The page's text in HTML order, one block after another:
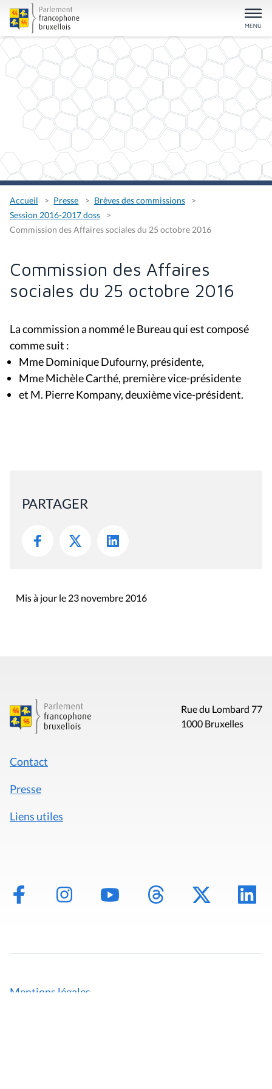
Accueil Presse
Brèves des commissions
Session 2016-2017 doss
Commission des Affaires sociales du 25 octobre 2016
Commission des Affaires
sociales du 25 octobre 2016
La commission a nommé le Bureau qui est composé
comme suit :
Mme Dominique Dufourny, présidente,
Mme Michèle Carthé, première vice-présidente
et M. Pierre Kompany, deuxième vice-président.
PARTAGER
Mis à jour le 23 novembre 2016
Rue du Lombard 77
1000 Bruxelles
Contact
Presse
Liens utiles
Mentions légales